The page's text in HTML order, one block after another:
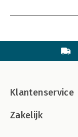
Klantenservice
Zakelijk